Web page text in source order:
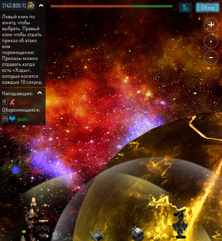
+
.
-
Обзор
[142:820:1]
Левый клик по
юниту, чтобы
выбрать. Правый
клик чтобы отдать
приказ об атаке
или
перемещении.
Приказы можно
отдавать когда
есть «Ходы»,
которые копятся
каждые 10 секунд.
Нападающие:
Skorr
Обороняющиеся:
yoshi